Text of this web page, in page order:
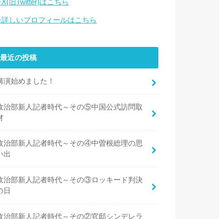
旧Twitter)はこちら
しいプロフィールはこちら
最近の投稿
演始めました！
治部新人記者時代～その⑤中国公式訪問取
治部新人記者時代～その④中曽根総理の思
出
治部新人記者時代～その③ロッキード判決
日
治部新人記者時代～その②官邸シンデレラ